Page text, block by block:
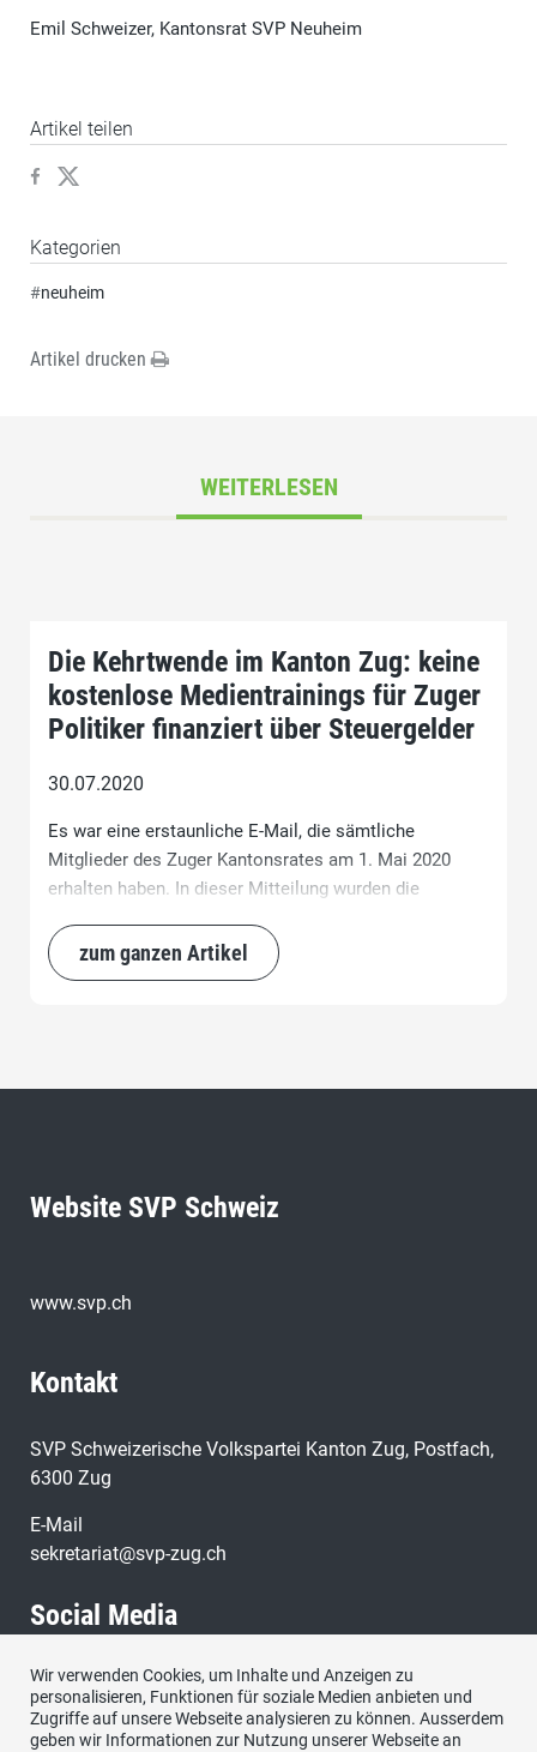
Emil Schweizer, Kantonsrat SVP Neuheim
Artikel teilen
Kategorien
#neuheim
Artikel drucken
WEITERLESEN
Die Kehrtwende im Kanton Zug: keine
kostenlose Medientrainings für Zuger
Politiker finanziert über Steuergelder
30.07.2020
Es war eine erstaunliche E-Mail, die sämtliche
Mitglieder des Zuger Kantonsrates am 1. Mai 2020
erhalten haben. In dieser Mitteilung wurden die
Kantonsrats informiert, dass sie kostenlos ein
Medientraining - finanziert über Steuergelder -
zum ganzen Artikel
Website SVP Schweiz
www.svp.ch
Kontakt
SVP Schweizerische Volkspartei Kanton Zug, Postfach,
6300 Zug
E-Mail
sekretariat@svp-zug.ch
Social Media
Besuchen Sie uns bei:
Wir verwenden Cookies, um Inhalte und Anzeigen zu
personalisieren, Funktionen für soziale Medien anbieten und
Zugriffe auf unsere Webseite analysieren zu können. Ausserdem
geben wir Informationen zur Nutzung unserer Webseite an